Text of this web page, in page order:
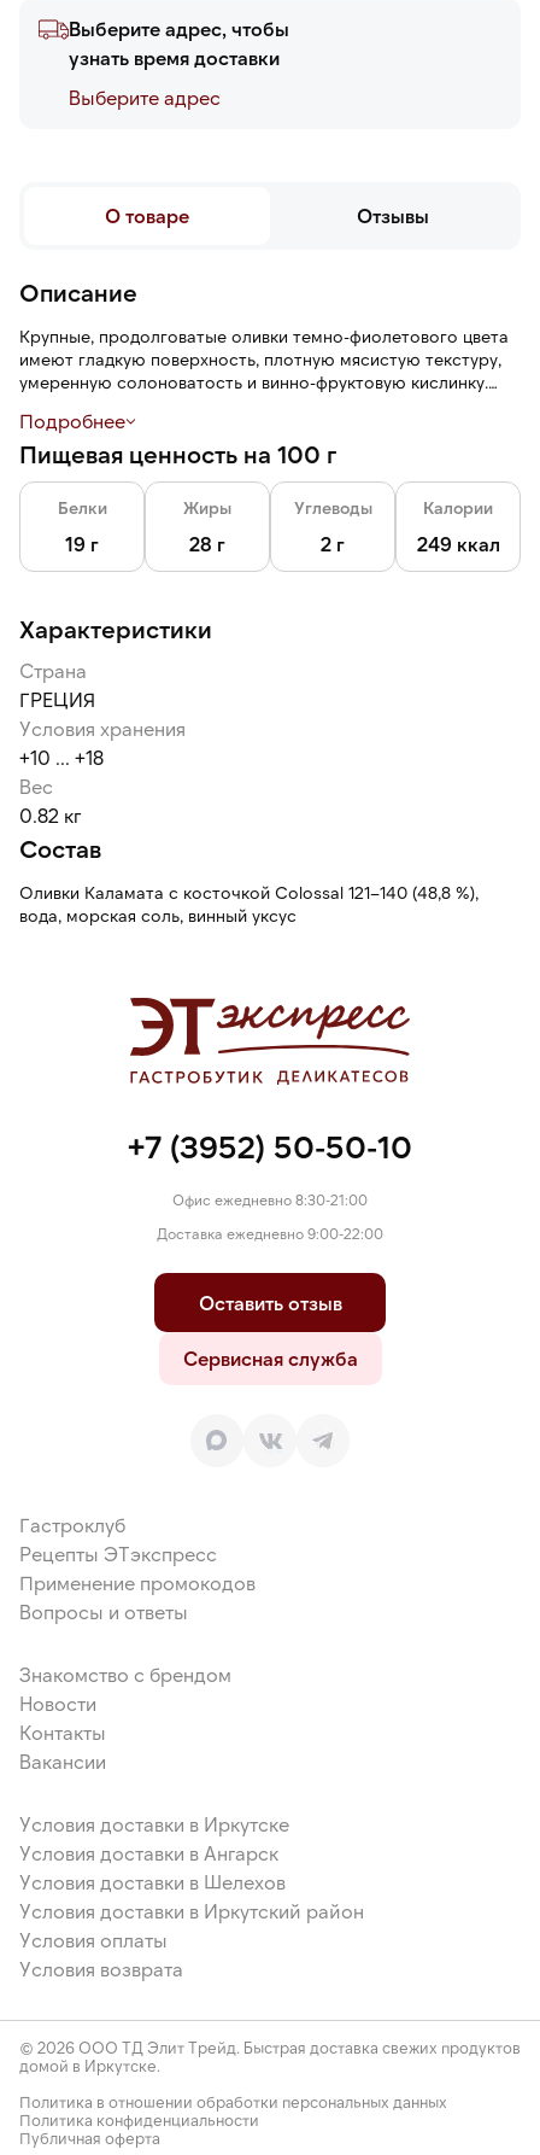
Выберите адрес, чтобы
узнать время доставки
Выберите адреc
О товаре Отзывы
Описание
Крупные, продолговатые оливки темно-фиолетового цвета
имеют гладкую поверхность, плотную мясистую текстуру,
умеренную солоноватость и винно-фруктовую кислинку.
форму.
Подробнее
Пищевая ценность на 100 г
Белки
19 г
Жиры
28 г
Углеводы
2 г
Калории
249 ккал
Характеристики
Страна
ГРЕЦИЯ
Условия хранения
+10 ... +18
Вес
0.82 кг
Состав
Оливки Каламата с косточкой Colossal 121–140 (48,8 %),
вода, морская соль, винный уксус
+7 (3952) 50-50-10
Офис ежедневно 8:30-21:00
Доставка ежедневно 9:00-22:00
Оставить отзыв
Сервисная служба
Гастроклуб
Рецепты ЭТэкспресс
Применение промокодов
Вопросы и ответы
Знакомство с брендом
Новости
Контакты
Вакансии
Условия доставки в Иркутске
Условия доставки в Ангарск
Условия доставки в Шелехов
Условия доставки в Иркутский район
Условия оплаты
Условия возврата
© 2026 ООО ТД Элит Трейд. Быстрая доставка свежих продуктов
домой в Иркутске.
Политика в отношении обработки персональных данных
Политика конфиденциальности
Публичная оферта